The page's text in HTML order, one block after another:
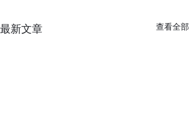
最新文章 查看全部